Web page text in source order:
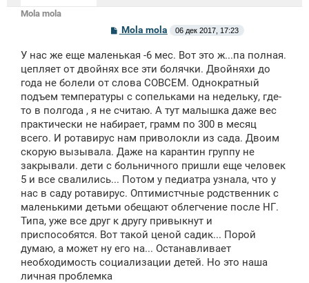
Mola mola
С
о
б
щ
н
и
Mola mola 06 дек 2017, 17:23
У нас же еще маленькая -6 мес. Вот это ж...па полная.
цепляет от двойнях все эти болячки. Двойняхи до
года не болели от слова СОВСЕМ. Однократный
подъем температуры с сопельками на недельку, где-
то в полгода , я не считаю. А тут малышка даже вес
практически не набирает, грамм по 300 в месяц
всего. И ротавирус нам приволокли из сада. Двоим
скорую вызывала. Даже на карантин группу не
закрывали. дети с больничного пришли еще человек
5 и все свалились... Потом у педиатра узнала, что у
нас в саду ротавирус. Оптимистчные родственник с
маленькими детьми обещают облегчение после НГ.
Типа, уже все друг к другу привыкнут и
приспособятся. Вот такой ценой садик... Порой
думаю, а может ну его на... Останавливает
необходимость социализации детей. Но это наша
личная проблемка